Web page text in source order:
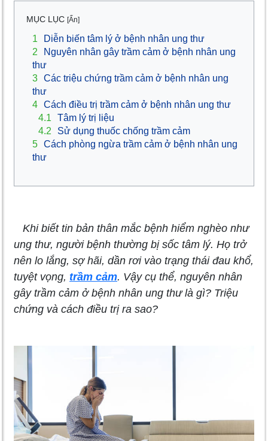
MỤC LỤC [Ẩn]
1
Diễn biến tâm lý ở bệnh nhân ung thư
2
Nguyên nhân gây trầm cảm ở bệnh nhân ung
thư
3 Các triệu chứng trầm cảm ở bệnh nhân ung
thư
4 Cách điều trị trầm cảm ở bệnh nhân ung thư
4.1
Tâm lý trị liệu
4.2
Sử dụng thuốc chống trầm cảm
5 Cách phòng ngừa trầm cảm ở bệnh nhân ung
thư
Khi biết tin bản thân mắc bệnh hiểm nghèo như
ung thư, người bệnh thường bị sốc tâm lý. Họ trở
nên lo lắng, sợ hãi, dần rơi vào trạng thái đau khổ,
tuyệt vọng, trầm cảm. Vậy cụ thể, nguyên nhân
gây trầm cảm ở bệnh nhân ung thư là gì? Triệu
chứng và cách điều trị ra sao?